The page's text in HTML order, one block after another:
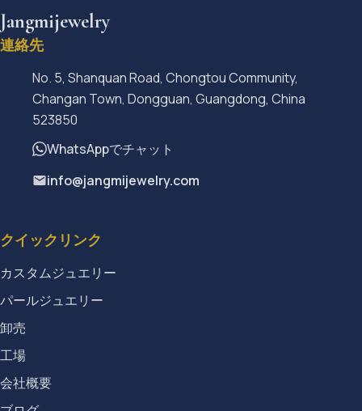
Jangmijewelry
連絡先
No. 5, Shanquan Road, Chongtou Community,
Changan Town, Dongguan, Guangdong, China
523850
WhatsAppでチャット
info@jangmijewelry.com
クイックリンク
カスタムジュエリー
パールジュエリー
卸売
工場
会社概要